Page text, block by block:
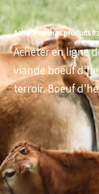
Achat meilleurs produits
Acheter en ligne
viande boeuf
terroir. Boeuf
0